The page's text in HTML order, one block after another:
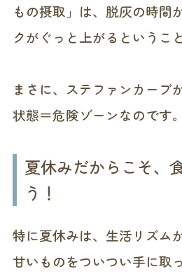
もの摂取」は、脱灰の時間
クがぐっと上がるということ
まさに、ステファンカーブ
状態＝危険ゾーンなのです。
夏休みだからこそ、
う！
特に夏休みは、生活リズム
甘いものをついつい手に取